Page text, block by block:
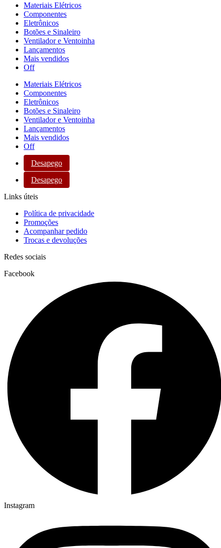
Materiais Elétricos
Componentes
Eletrônicos
Botões e Sinaleiro
Ventilador e Ventoinha
Lançamentos
Mais vendidos
Off
Materiais Elétricos
Componentes
Eletrônicos
Botões e Sinaleiro
Ventilador e Ventoinha
Lançamentos
Mais vendidos
Off
Desapego
Desapego
Links úteis
Política de privacidade
Promoções
Acompanhar pedido
Trocas e devoluções
Redes sociais
Facebook
Instagram